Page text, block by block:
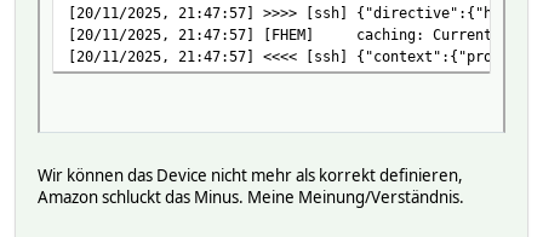
[20/11/2025, 21:47:57] >>>> [ssh]
[20/11/2025, 21:47:57] [FHEM] caching:
[20/11/2025, 21:47:57] <<<< [ssh]
Wir können das Device nicht mehr als korrekt definieren,
Amazon schluckt das Minus. Meine Meinung/Verständnis.